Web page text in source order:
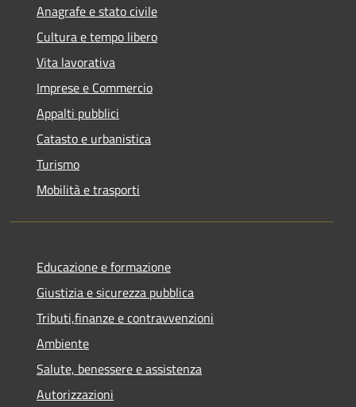
Anagrafe e stato civile
Cultura e tempo libero
Vita lavorativa
Imprese e Commercio
Appalti pubblici
Catasto e urbanistica
Turismo
Mobilità e trasporti
Educazione e formazione
Giustizia e sicurezza pubblica
Tributi,finanze e contravvenzioni
Ambiente
Salute, benessere e assistenza
Autorizzazioni